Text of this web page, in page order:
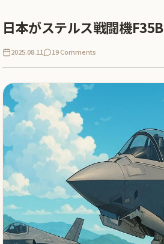
日本がステルス戦闘機
2025.08.11 19 Comments